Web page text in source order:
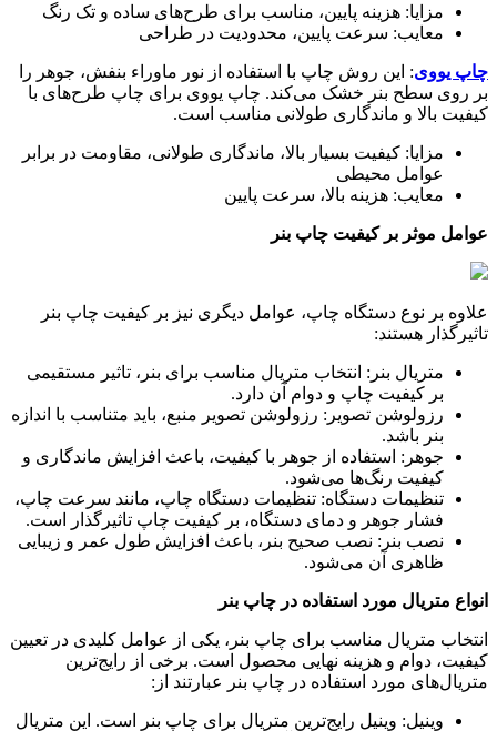
مزایا: هزینه پایین، مناسب برای طرح‌های ساده و تک رنگ
معایب: سرعت پایین، محدودیت در طراحی
چاپ یووی: این روش چاپ با استفاده از نور ماوراء بنفش، جوهر را
بر روی سطح بنر خشک می‌کند. چاپ یووی برای چاپ طرح‌های با
کیفیت بالا و ماندگاری طولانی مناسب است.
مزایا: کیفیت بسیار بالا، ماندگاری طولانی، مقاومت در برابر
عوامل محیطی
معایب: هزینه بالا، سرعت پایین
عوامل موثر بر کیفیت چاپ بنر
علاوه بر نوع دستگاه چاپ، عوامل دیگری نیز بر کیفیت چاپ بنر
تاثیرگذار هستند:
متریال بنر: انتخاب متریال مناسب برای بنر، تاثیر مستقیمی
بر کیفیت چاپ و دوام آن دارد.
رزولوشن تصویر: رزولوشن تصویر منبع، باید متناسب با اندازه
بنر باشد.
جوهر: استفاده از جوهر با کیفیت، باعث افزایش ماندگاری و
کیفیت رنگ‌ها می‌شود.
تنظیمات دستگاه: تنظیمات دستگاه چاپ، مانند سرعت چاپ،
فشار جوهر و دمای دستگاه، بر کیفیت چاپ تاثیرگذار است.
نصب بنر: نصب صحیح بنر، باعث افزایش طول عمر و زیبایی
ظاهری آن می‌شود.
انواع متریال مورد استفاده در چاپ بنر
انتخاب متریال مناسب برای چاپ بنر، یکی از عوامل کلیدی در تعیین
کیفیت، دوام و هزینه نهایی محصول است. برخی از رایج‌ترین
متریال‌های مورد استفاده در چاپ بنر عبارتند از :
وینیل: وینیل رایج‌ترین متریال برای چاپ بنر است. این متریال